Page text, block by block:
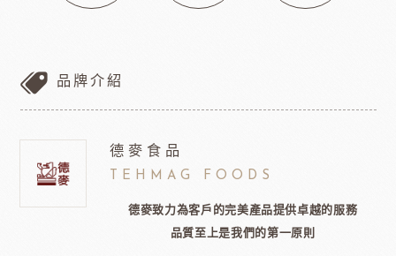
品牌介紹
德麥食品
TEHMAG FOODS
德麥致力為客戶的完美產品提供卓越的服務
品質至上是我們的第一原則